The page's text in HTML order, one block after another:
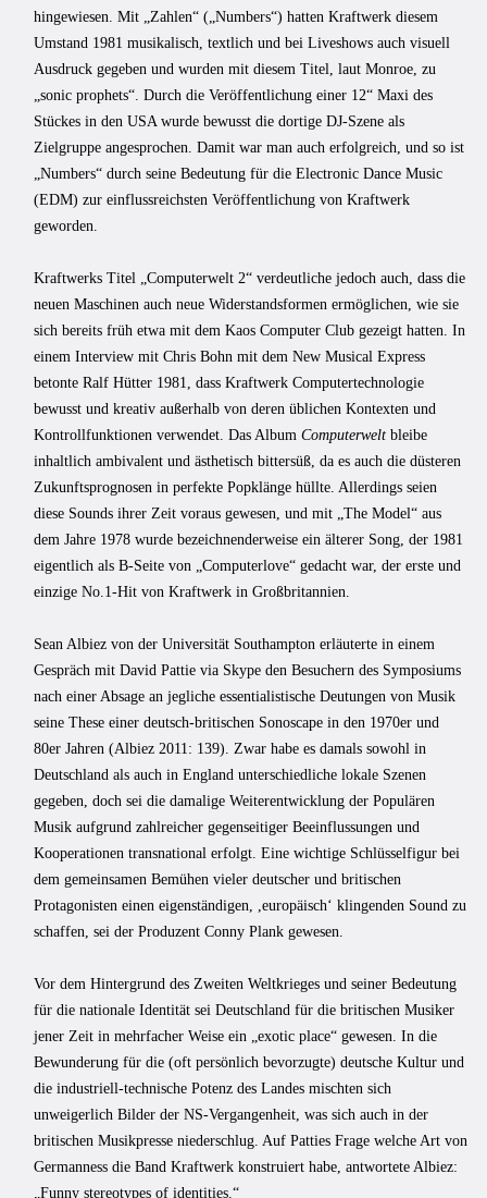
hingewiesen. Mit „Zahlen“ („Numbers“) hatten Kraftwerk diesem
Umstand 1981 musikalisch, textlich und bei Liveshows auch visuell
Ausdruck gegeben und wurden mit diesem Titel, laut Monroe, zu
„sonic prophets“. Durch die Veröffentlichung einer 12“ Maxi des
Stückes in den USA wurde bewusst die dortige DJ-Szene als
Zielgruppe angesprochen. Damit war man auch erfolgreich, und so ist
„Numbers“ durch seine Bedeutung für die Electronic Dance Music
(EDM) zur einflussreichsten Veröffentlichung von Kraftwerk
geworden.
Kraftwerks Titel „Computerwelt 2“ verdeutliche jedoch auch, dass die
neuen Maschinen auch neue Widerstandsformen ermöglichen, wie sie
sich bereits früh etwa mit dem Kaos Computer Club gezeigt hatten. In
einem Interview mit Chris Bohn mit dem New Musical Express
betonte Ralf Hütter 1981, dass Kraftwerk Computertechnologie
bewusst und kreativ außerhalb von deren üblichen Kontexten und
Kontrollfunktionen verwendet. Das Album Computerwelt bleibe
inhaltlich ambivalent und ästhetisch bittersüß, da es auch die düsteren
Zukunftsprognosen in perfekte Popklänge hüllte. Allerdings seien
diese Sounds ihrer Zeit voraus gewesen, und mit „The Model“ aus
dem Jahre 1978 wurde bezeichnenderweise ein älterer Song, der 1981
eigentlich als B-Seite von „Computerlove“ gedacht war, der erste und
einzige No.1-Hit von Kraftwerk in Großbritannien.
Sean Albiez von der Universität Southampton erläuterte in einem
Gespräch mit David Pattie via Skype den Besuchern des Symposiums
nach einer Absage an jegliche essentialistische Deutungen von Musik
seine These einer deutsch-britischen Sonoscape in den 1970er und
80er Jahren (Albiez 2011: 139). Zwar habe es damals sowohl in
Deutschland als auch in England unterschiedliche lokale Szenen
gegeben, doch sei die damalige Weiterentwicklung der Populären
Musik aufgrund zahlreicher gegenseitiger Beeinflussungen und
Kooperationen transnational erfolgt. Eine wichtige Schlüsselfigur bei
dem gemeinsamen Bemühen vieler deutscher und britischen
Protagonisten einen eigenständigen, ,europäischʻ klingenden Sound zu
schaffen, sei der Produzent Conny Plank gewesen.
Vor dem Hintergrund des Zweiten Weltkrieges und seiner Bedeutung
für die nationale Identität sei Deutschland für die britischen Musiker
jener Zeit in mehrfacher Weise ein „exotic place“ gewesen. In die
Bewunderung für die (oft persönlich bevorzugte) deutsche Kultur und
die industriell-technische Potenz des Landes mischten sich
unweigerlich Bilder der NS-Vergangenheit, was sich auch in der
britischen Musikpresse niederschlug. Auf Patties Frage welche Art von
Germanness die Band Kraftwerk konstruiert habe, antwortete Albiez:
„Funny stereotypes of identities.“